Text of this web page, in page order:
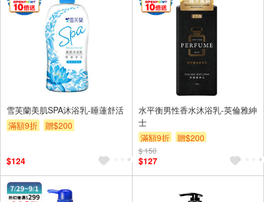
雪芙蘭美肌SPA沐浴乳-睡蓮舒活
滿額9折
贈$200
$124
水平衡男性香水沐浴乳-英倫雅紳
士
滿額9折
贈$200
$ 150
$127